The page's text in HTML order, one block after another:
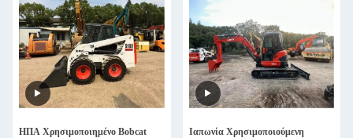
ΗΠΑ Χρησιμοποιημένο Bobcat
Ιαπωνία Χρησιμοποιούμενη